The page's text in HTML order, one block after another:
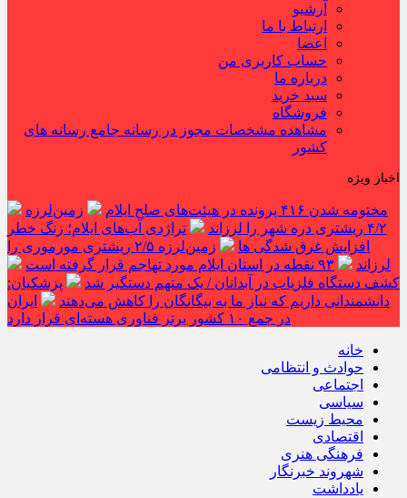
آرشیو
ارتباط با ما
اعضا
حساب کاربری من
درباره ما
سبد خرید
فروشگاه
مشاهده مشخصات مجوز در رسانه جامع رسانه های
کشور
اخبار ویژه
مختومه شدن ۴۱۶ پرونده در هیئت‌های صلح ایلام
زمین‌لرزه
۴/۲ ریشتری دره شهر را لرزاند
تراژدی آب‌های ایلام؛ زنگ خطر
افزایش غرق شدگی ها
زمین‌لرزه ۲/۵ ریشتری مورموری را
لرزاند
۹۳ نقطه در استان ایلام مورد تهاجم قرار گرفته است
کشف دستگاه فلزیاب در آبدانان / یک متهم دستگیر شد
پزشکیان:
دانشمندانی داریم که نیاز ما به بیگانگان را کاهش می‌دهند
ایران
در جمع ۱۰ کشور برتر فناوری هسته‌ای قرار دارد
خانه
حوادث و انتظامی
اجتماعی
سیاسی
محیط زیست
اقتصادی
فرهنگی هنری
شهروند خبرنگار
یادداشت